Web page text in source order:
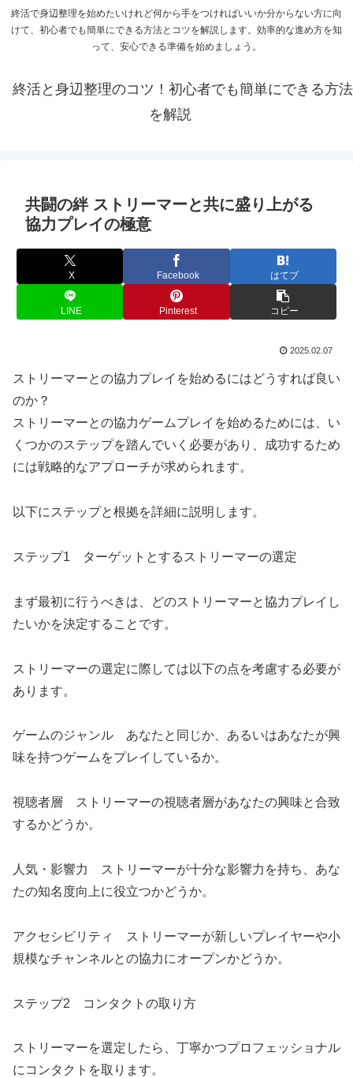
終活で身辺整理を始めたいけれど何から手をつければいいか分からない方に向
けて、初心者でも簡単にできる方法とコツを解説します。効率的な進め方を知
って、安心できる準備を始めましょう。
終活と身辺整理のコツ！初心者でも簡単にできる方法
を解説
共闘の絆 ストリーマーと共に盛り上がる
協力プレイの極意
X Facebook はてブ
LINE Pinterest コピー
2025.02.07
ストリーマーとの協力プレイを始めるにはどうすれば良い
のか？
ストリーマーとの協力ゲームプレイを始めるためには、い
くつかのステップを踏んでいく必要があり、成功するため
には戦略的なアプローチが求められます。
以下にステップと根拠を詳細に説明します。
ステップ1 ターゲットとするストリーマーの選定
まず最初に行うべきは、どのストリーマーと協力プレイし
たいかを決定することです。
ストリーマーの選定に際しては以下の点を考慮する必要が
あります。
ゲームのジャンル あなたと同じか、あるいはあなたが興
味を持つゲームをプレイしているか。
視聴者層 ストリーマーの視聴者層があなたの興味と合致
するかどうか。
人気・影響力 ストリーマーが十分な影響力を持ち、あな
たの知名度向上に役立つかどうか。
アクセシビリティ ストリーマーが新しいプレイヤーや小
規模なチャンネルとの協力にオープンかどうか。
ステップ2 コンタクトの取り方
ストリーマーを選定したら、丁寧かつプロフェッショナル
にコンタクトを取ります。